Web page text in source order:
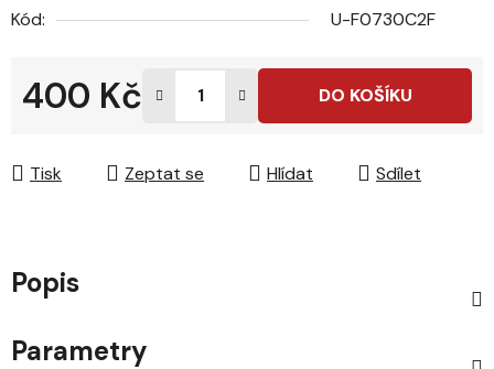
Kód:
U-F0730C2F
400 Kč DO KOŠÍKU
Tisk Zeptat se Hlídat Sdílet
Popis
Parametry